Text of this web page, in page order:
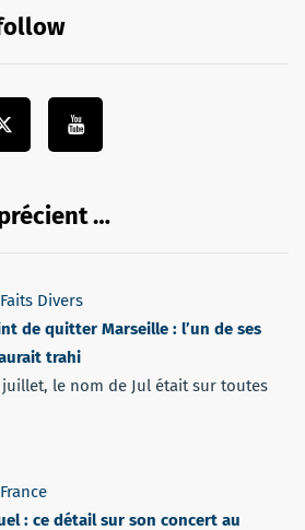
…
Faits Divers
de quitter Marseille : l’un de ses
trahi
juillet, le nom de Jul était sur toutes
France
: ce détail sur son concert au